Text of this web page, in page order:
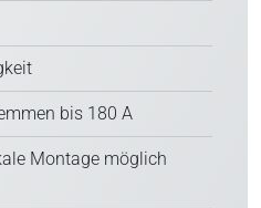
bis 180 A
Montage möglich